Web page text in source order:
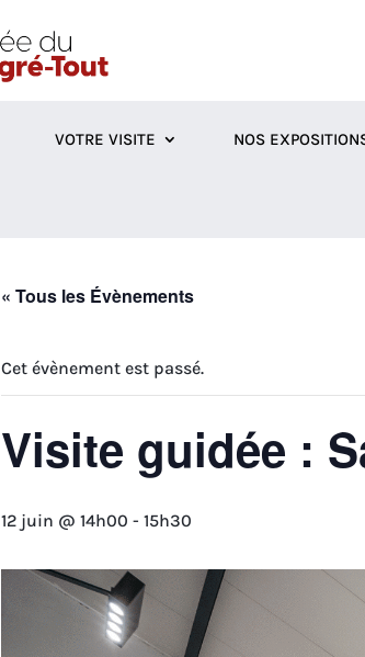
VOTRE VISITE NOS
« Tous les Évènements
Cet évènement est passé.
Visite guidée :
12 juin @ 14h00 - 15h30